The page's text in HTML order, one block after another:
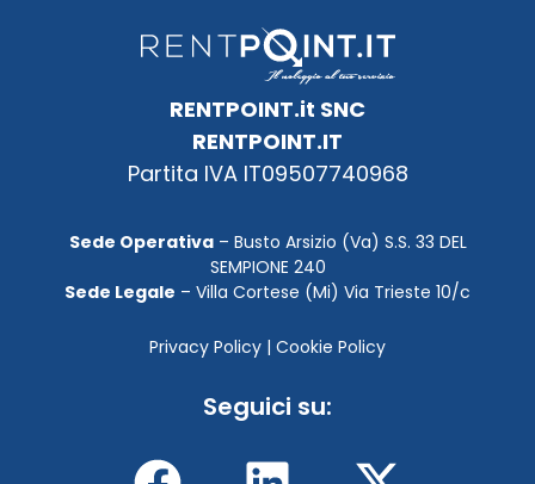
RENTPOINT.it SNC
RENTPOINT.IT
Partita IVA IT09507740968
Sede Operativa– Busto Arsizio (Va) S.S. 33 DEL
SEMPIONE 240
Sede Legale – Villa Cortese (Mi) Via Trieste 10/c
Privacy Policy | Cookie Policy
Seguici su: